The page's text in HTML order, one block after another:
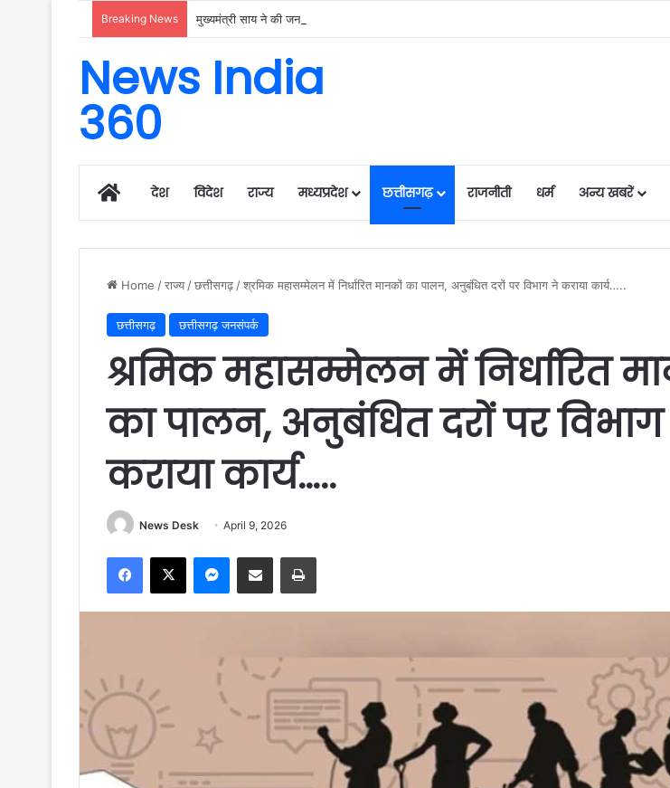
Breaking News मुख्यमंत्री साय ने की जनसंपर्क विभाग के ‘मुस्कुराता बस्तर’ पहल की सराहना….
News India
360
Homeदेश विदेश राज्य मध्यप्रदेश छत्तीसगढ़ राजनीती धर्म अन्य खबरें
Home /राज्य /छत्तीसगढ़ /श्रमिक महासम्मेलन में निर्धारित मानकों का पालन, अनुबंधित दरों पर विभाग ने कराया कार्य…..
छत्तीसगढ़ छत्तीसगढ़ जनसंपर्क
श्रमिक महासम्मेलन में निर्धारित
का पालन, अनुबंधित दरों पर
कराया कार्य…..
News Desk April 9, 2026
Facebook
X Messenger
Share via Email Print